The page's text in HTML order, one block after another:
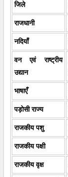
जिले
राजधानी
नदियाँ
वन एवं राष्ट्रीय
उद्यान
भाषाएँ
पड़ोसी राज्य
राजकीय पशु
राजकीय पक्षी
राजकीय वृक्ष